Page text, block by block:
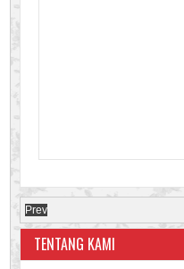
Prev
TENTANG KAMI